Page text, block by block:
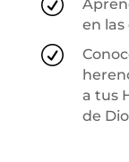
R
en las
R
a tus
de